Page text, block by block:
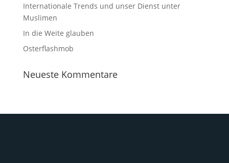
Internationale Trends und unser Dienst unter
Muslimen
In die Weite glauben
Osterflashmob
Neueste Kommentare